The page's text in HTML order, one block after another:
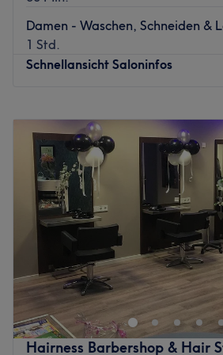
hier täglich mit Kompetenz und
sie das Haar ihrer großen und kleinen
Kundinnen wieder gekonnt in Form zu
Damen - Waschen, Schneiden &
1 Std.
Schnellansicht Saloninfos
Dienstag
Mittwoch
Donnerstag
Freitag
Samstag
Sonntag
Du suchst nach einem Friseur in
klassische Haarschnitte, sondern
Farbtechniken wie Balayage,
anbietet? Dann ist der Goldcut
deine erste Wahl! Unser erfahrenes
Hairness Barbershop & Hair